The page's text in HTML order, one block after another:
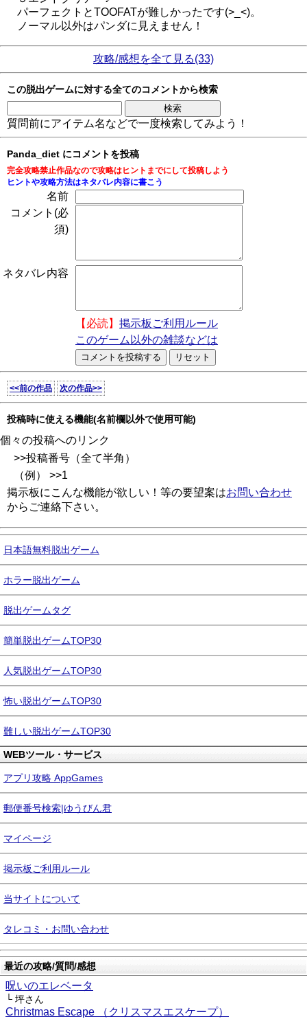
パーフェクトとTOOFATが難しかったです(>_<)。
ノーマル以外はパンダに見えません！
攻略/感想を全て見る(33)
この脱出ゲームに対する全てのコメントから検索
質問前にアイテム名などで一度検索してみよう！
Panda_diet にコメントを投稿
完全攻略禁止作品なので攻略はヒントまでにして投稿しよう
ヒントや攻略方法はネタバレ内容に書こう
名前
コメント(必
須)
ネタバレ内容
【必読】 掲示板ご利用ルール
このゲーム以外の雑談などは
<<前の作品 次の作品>>
投稿時に使える機能(名前欄以外で使用可能)
個々の投稿へのリンク
>>投稿番号（全て半角）
（例） >>1
掲示板にこんな機能が欲しい！等の要望案はお問い合わせ
からご連絡下さい。
日本語無料脱出ゲーム
ホラー脱出ゲーム
脱出ゲームタグ
簡単脱出ゲームTOP30
人気脱出ゲームTOP30
怖い脱出ゲームTOP30
難しい脱出ゲームTOP30
WEBツール・サービス
アプリ攻略 AppGames
郵便番号検索|ゆうびん君
マイページ
掲示板ご利用ルール
当サイトについて
タレコミ・お問い合わせ
最近の攻略/質問/感想
呪いのエレベータ
└ 坪さん
Christmas Escape （クリスマスエスケープ）